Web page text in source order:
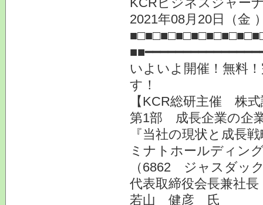
2021年08月20日（金
いよいよ開催！無料
す！
【KCR総研主催 株
第1部 成長企業の企
『当社の現状と成長
ミナトホールディン
（6862 ジャスダッ
代表取締役会長兼社長
若山 健彦 氏